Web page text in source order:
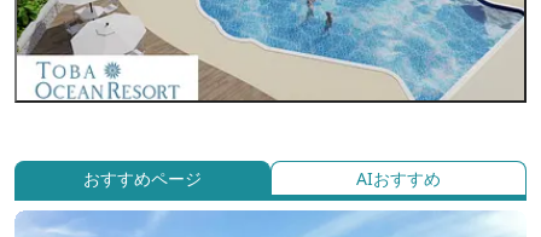
おすすめページ AIおすすめ